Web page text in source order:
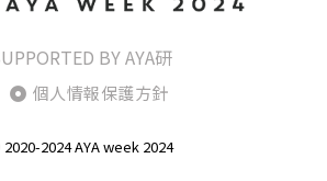
BY AYA研
個人情報保護方針
2024 AYA week 2024